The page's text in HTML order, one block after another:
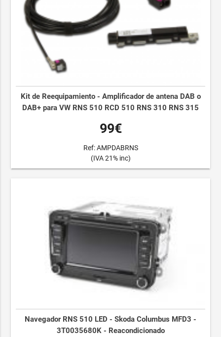
Kit de Reequipamiento - Amplificador de antena DAB o
DAB+ para VW RNS 510 RCD 510 RNS 310 RNS 315
99€
Ref: AMPDABRNS
(IVA 21% inc)
Navegador RNS 510 LED - Skoda Columbus MFD3 -
3T0035680K - Reacondicionado